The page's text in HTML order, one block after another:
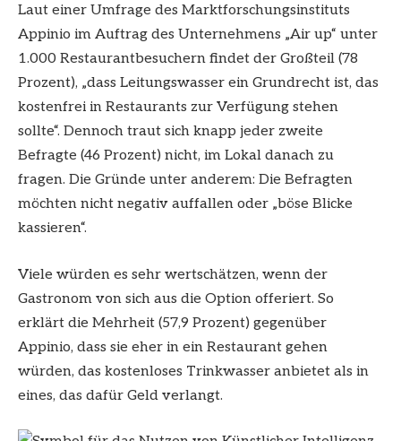
Laut einer Umfrage des Marktforschungsinstituts
Appinio im Auftrag des Unternehmens „Air up“ unter
1.000 Restaurantbesuchern findet der Großteil (78
Prozent), „dass Leitungswasser ein Grundrecht ist, das
kostenfrei in Restaurants zur Verfügung stehen
sollte“. Dennoch traut sich knapp jeder zweite
Befragte (46 Prozent) nicht, im Lokal danach zu
fragen. Die Gründe unter anderem: Die Befragten
möchten nicht negativ auffallen oder „böse Blicke
kassieren“.
Viele würden es sehr wertschätzen, wenn der
Gastronom von sich aus die Option offeriert. So
erklärt die Mehrheit (57,9 Prozent) gegenüber
Appinio, dass sie eher in ein Restaurant gehen
würden, das kostenloses Trinkwasser anbietet als in
eines, das dafür Geld verlangt.